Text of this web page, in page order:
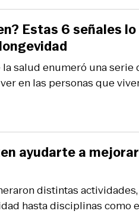
salud enumeró una serie
en las personas que
Estas 6 señales
distintas
hasta disciplinas como
ayudarte a